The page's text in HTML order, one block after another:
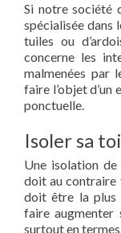
Si notre société
spécialisée dans
tuiles ou
concerne les
malmenées par
faire l’objet d’un
ponctuelle.
Isoler sa
Une isolation
doit au contraire
doit être la plus
faire augmenter
surtout en